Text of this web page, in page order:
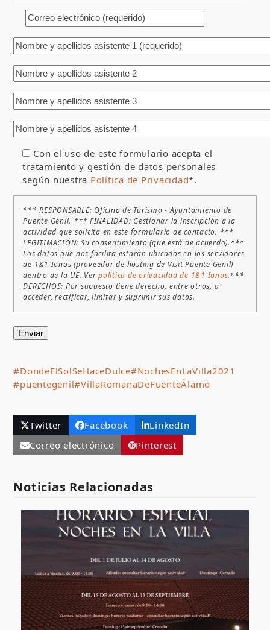
Con el uso de este formulario acepta el
tratamiento y gestión de datos personales
según nuestra Política de Privacidad*.
*** RESPONSABLE: Oficina de Turismo - Ayuntamiento de
Puente Genil. *** FINALIDAD: Gestionar la inscripción a la
actividad que solicita en este formulario de contacto. ***
LEGITIMACIÓN: Su consentimiento (que está de acuerdo).***
Los datos que nos facilita estarán ubicados en los servidores
de 1&1 Ionos (proveedor de hosting de Visit Puente Genil)
dentro de la UE. Verpolítica de privacidad de 1&1 Ionos.***
DERECHOS: Por supuesto tiene derecho, entre otros, a
acceder, rectificar, limitar y suprimir sus datos.
#DondeElSolSeHaceDulce#NochesEnLaVilla2021
#puentegenil#VillaRomanaDeFuenteÁlamo
Twitter Facebook
LinkedIn
Correo electrónico
Pinterest
Noticias Relacionadas